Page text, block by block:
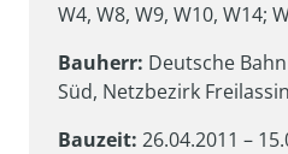
W4, W8, W9, W10, W14;
Bauherr: Deutsche
Süd, Netzbezirk
Bauzeit: 26.04.2011 –